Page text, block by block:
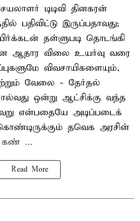
டிடிவி தினகரன்
பதிவிட்டு இருப்பதாவது;
தள்ளுபடி தொடங்கி
ஆதார விலை உயர்வு வரை
விவசாயிகளையும்,
வேலை - தேர்தல்
ஒன்று ஆட்சிக்கு வந்த
என்பதையே அடிப்படைக்
தவெக அரசின்
கண் ...
Read More